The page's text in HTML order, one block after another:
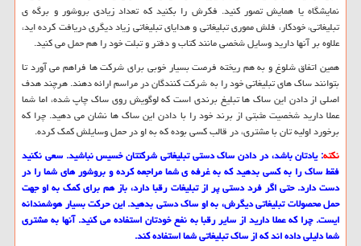
نمایشگاه یا همایش تصور کنید. فکرش را بکنید که تعداد زیادی بروشور و برگه ی
تبلیغاتی، خودکار، فلش مموری تبلیغاتی و هدایای تبلیغاتی زیاد دیگری دریافت کرده اید،
علاوه بر آنها دارید وسایل شخصی مانند کتاب و دفتر و تبلت خود را هم حمل می کنید.
همین اتفاق شلوغ و به هم ریخته فرصت بسیار خوبی برای شرکت ها فراهم می آورد تا
بتوانند ساک های تبلیغاتی خود را به شرکت کنندگان در مراسم ارائه دهند. هرچند هدف
اصلی از دادن این ساک ها تبلیغ برندی است که لوگویش روی ساک چاپ شده، اما شما
عملا دارید شخصیت مثبتی از برند خود را با دادن این ساک ها نشان می دهید. چرا که
برخورد اولیه تان با مشتری، در قالب کسی بوده که به او در حمل وسایلش کمک کرده.
نکته: یادتان باشد، در دادن ساک دستی تبلیغاتی شرکتتان خسیس نباشید. سعی نکنید
فقط ساک را به کسی بدهید که به غرفه ی شما مراجعه کرده و بروشور های شما را در
دست دارد. حتی اگر فرد دستی پر از تبلیغات رقبا دارد، باز هم برای کمک به او جهت
حمل محصولات تبلیغاتی دیگرش، به او ساک دستی بدهید. این حرکت بسیار هوشمندانه
ایست. چرا که عملا دارید از سایر رقبا به نفع خودتان استفاده می کنید. آنها به مشتری
شما دلیلی داده اند که از ساک تبلیغاتی شما استفاده کند.